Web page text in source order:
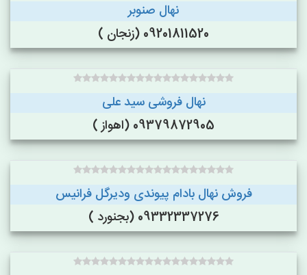
نهال صنوبر
09201811520 (زنجان )
نهال فروشی سید علی
09379872905 (اهواز )
فروش نهال بادام پیوندی ودیرگل فرانیس
09332337276 (بجنورد )